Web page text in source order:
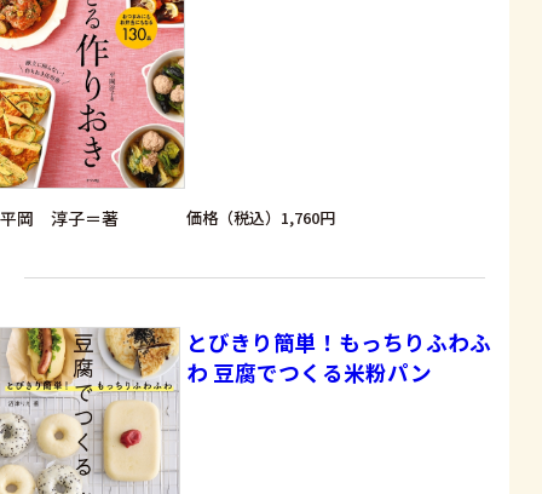
平岡 淳子＝著 価格（税込）1,760円
とびきり簡単！もっちりふわふ
わ 豆腐でつくる米粉パン